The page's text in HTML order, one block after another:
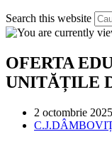
Search this website
OFERTA
UNITĂȚILE
Post
published:
2 octombrie 2025
Post